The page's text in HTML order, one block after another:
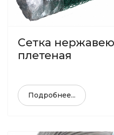
Сетка
плетеная
Подробнее...